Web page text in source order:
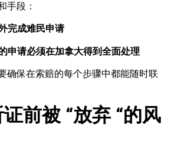
手段：
完成难民申请
申请必须在加拿大得到全面处理
确保在索赔的每个步骤中都能随时联
前被 “放弃 “的风